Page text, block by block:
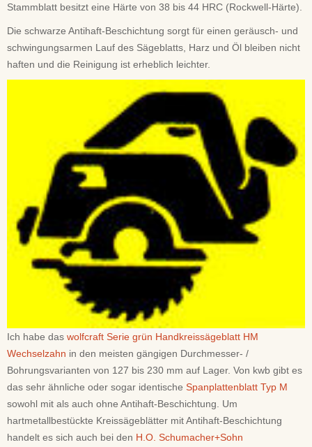
Stammblatt besitzt eine Härte von 38 bis 44 HRC (Rockwell-Härte).
Die schwarze Antihaft-Beschichtung sorgt für einen geräusch- und
schwingungsarmen Lauf des Sägeblatts, Harz und Öl bleiben nicht
haften und die Reinigung ist erheblich leichter.
Ich habe das wolfcraft Serie grün Handkreissägeblatt HM
Wechselzahn in den meisten gängigen Durchmesser- /
Bohrungsvarianten von 127 bis 230 mm auf Lager. Von kwb gibt es
das sehr ähnliche oder sogar identische Spanplattenblatt Typ M
sowohl mit als auch ohne Antihaft-Beschichtung. Um
hartmetallbestückte Kreissägeblätter mit Antihaft-Beschichtung
handelt es sich auch bei den H.O. Schumacher+Sohn